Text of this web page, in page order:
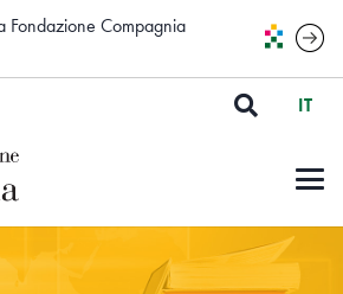
Fondazione Compagnia